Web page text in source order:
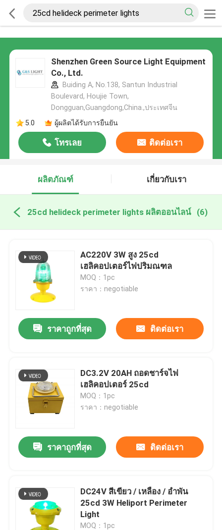
Shenzhen Green Source Light Equipment
Co., Ltd.
Buiding A, No.138, Santun Industrial
Boulevard, Houjie Town,
Dongguan,Guangdong,China.,ประเทศจีน
5.0
ผู้ผลิตได้รับการยืนยัน
โทรเลย ติดต่อเรา
ผลิตภัณฑ์ เกี่ยวกับเรา
25cd helideck perimeter lights ผลิตออนไลน์ (6)
AC220V 3W สูง 25cd
เฮลิคอปเตอร์ไฟปริมณฑล
MOQ：1pc
ราคา：negotiable
ราคาถูกที่สุด ติดต่อเรา
DC3.2V 20AH ถอดชาร์จไฟ
เฮลิคอปเตอร์ 25cd
MOQ：1pc
ราคา：negotiable
ราคาถูกที่สุด ติดต่อเรา
DC24V สีเขียว / เหลือง / อำพัน
25cd 3W Heliport Perimeter
Light
MOQ：1pc